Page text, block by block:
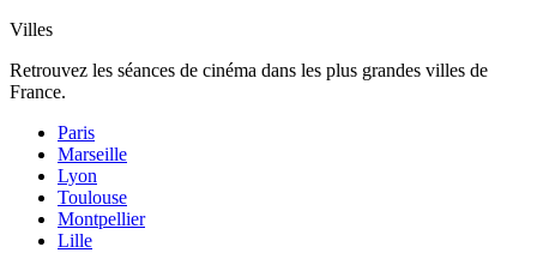
Villes
Retrouvez les séances de cinéma dans les plus grandes villes de
France.
Paris
Marseille
Lyon
Toulouse
Montpellier
Lille